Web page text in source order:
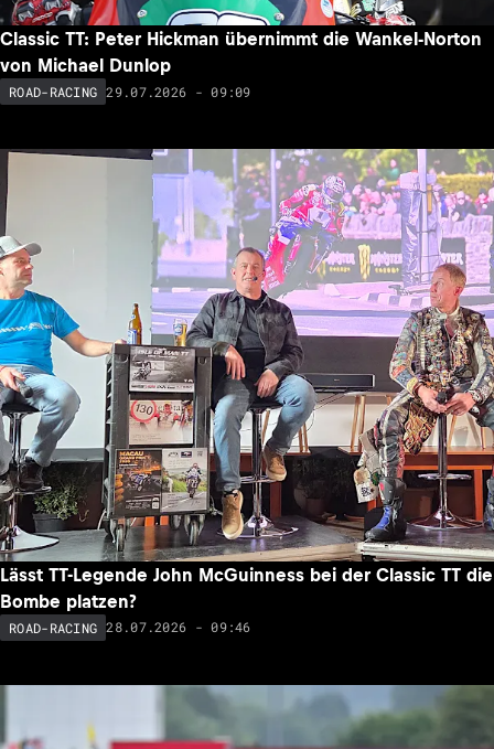
Classic TT: Peter Hickman übernimmt die Wankel-Norton
von Michael Dunlop
ROAD-RACING 29.07.2026 - 09:09
Lässt TT-Legende John McGuinness bei der Classic TT die
Bombe platzen?
ROAD-RACING 28.07.2026 - 09:46